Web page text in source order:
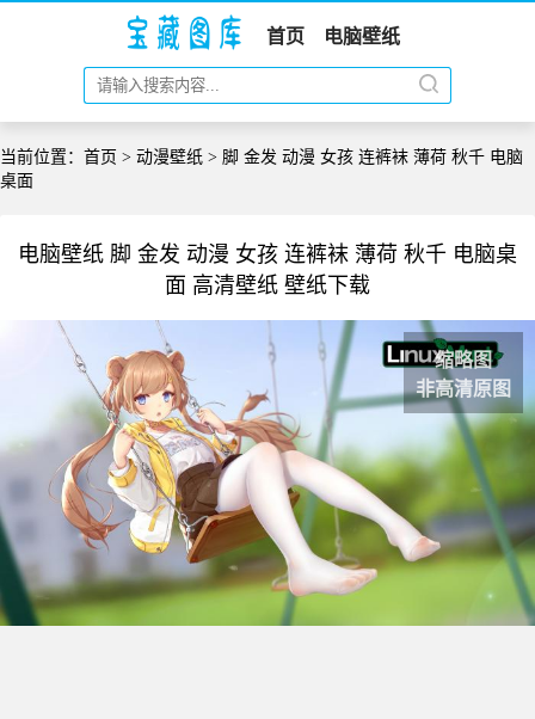
首页 电脑壁纸
当前位置： 首页 > 动漫壁纸 > 脚 金发 动漫 女孩 连裤袜 薄荷 秋千 电脑
桌面
电脑壁纸 脚 金发 动漫 女孩 连裤袜 薄荷 秋千 电脑桌
面 高清壁纸 壁纸下载
缩略图
非高清原图